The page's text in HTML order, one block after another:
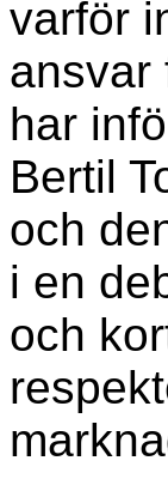
varför
ansvar
har
Bertil
och
i en
och